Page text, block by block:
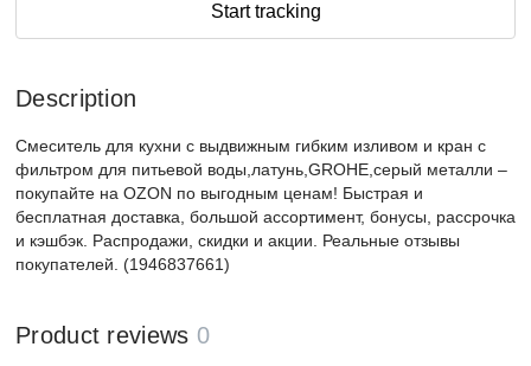
Start tracking
Description
Смеситель для кухни с выдвижным гибким изливом и кран с
фильтром для питьевой воды,латунь,GROHE,cерый металли –
покупайте на OZON по выгодным ценам! Быстрая и
бесплатная доставка, большой ассортимент, бонусы, рассрочка
и кэшбэк. Распродажи, скидки и акции. Реальные отзывы
покупателей. (1946837661)
Product reviews 0